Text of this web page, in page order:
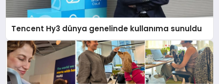
Tencent Hy3 dünya genelinde kullanıma sunuldu